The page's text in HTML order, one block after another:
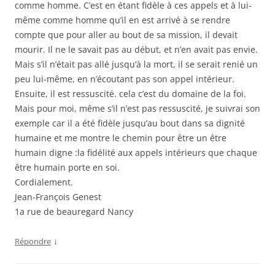
comme homme. C’est en étant fidèle à ces appels et à lui-
même comme homme qu’il en est arrivé à se rendre
compte que pour aller au bout de sa mission, il devait
mourir. Il ne le savait pas au début, et n’en avait pas envie.
Mais s’il n’était pas allé jusqu’à la mort, il se serait renié un
peu lui-même, en n’écoutant pas son appel intérieur.
Ensuite, il est ressuscité. cela c’est du domaine de la foi.
Mais pour moi, même s’il n’est pas ressuscité, je suivrai son
exemple car il a été fidèle jusqu’au bout dans sa dignité
humaine et me montre le chemin pour être un être
humain digne :la fidélité aux appels intérieurs que chaque
être humain porte en soi.
Cordialement.
Jean-François Genest
1a rue de beauregard Nancy
Répondre ↓